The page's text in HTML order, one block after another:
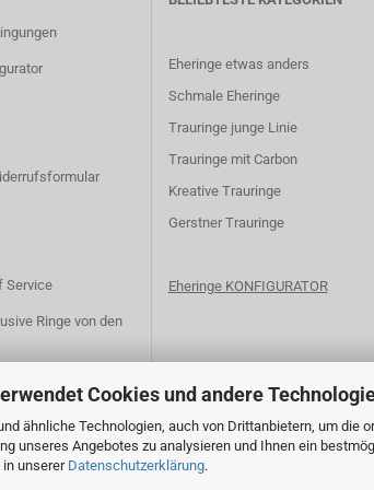
Cookies und andere
ähnliche Technologien, auch von Drittanbietern, um die
unseres Angebotes zu analysieren und Ihnen ein
in unserer Datenschutzerklärung.
Service
Ringe von den
Eheringe etwas anders
Schmale Eheringe
Trauringe junge Linie
Trauringe mit Carbon
Kreative Trauringe
Gerstner Trauringe
Eheringe KONFIGURATOR